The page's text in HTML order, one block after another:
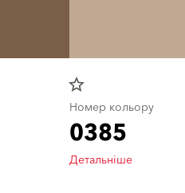
star_border
Номер кольору
0385
Детальніше